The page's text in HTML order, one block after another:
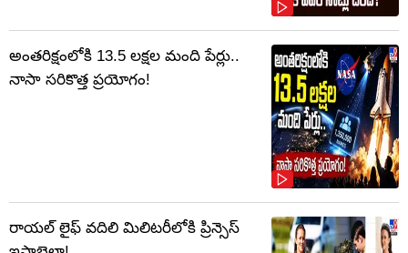
అంతరిక్షంలోకి 13.5 లక్షల మంది పేర్లు..
నాసా సరికొత్త ప్రయోగం!
రాయల్ లైఫ్ వదిలి మిలిటరీలోకి ప్రిన్సెస్